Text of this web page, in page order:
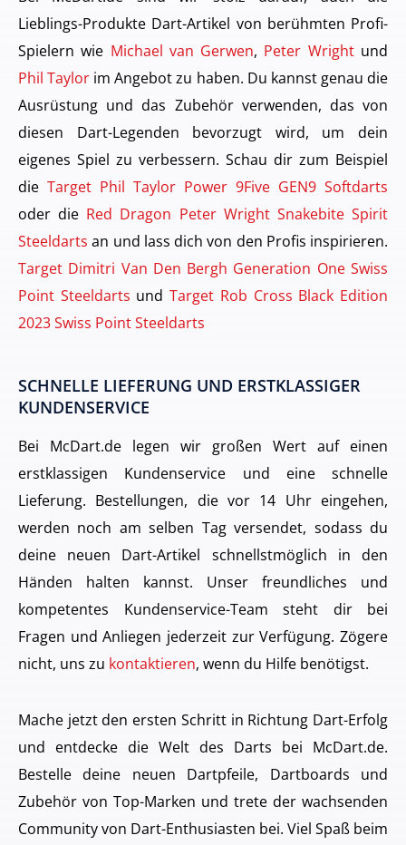
Lieblings-Produkte Dart-Artikel von berühmten Profi-
Spielern wie Michael van Gerwen, Peter Wrightund
Phil Taylor im Angebot zu haben. Du kannst genau die
Ausrüstung und das Zubehör verwenden, das von
diesen Dart-Legenden bevorzugt wird, um dein
eigenes Spiel zu verbessern. Schau dir zum Beispiel
die Target Phil Taylor Power 9Five GEN9 Softdarts
oder die Red Dragon Peter Wright Snakebite Spirit
Steeldarts an und lass dich von den Profis inspirieren.
Target Dimitri Van Den Bergh Generation One Swiss
Point Steeldarts undTarget Rob Cross Black Edition
2023 Swiss Point Steeldarts
SCHNELLE LIEFERUNG UND ERSTKLASSIGER
KUNDENSERVICE
Bei McDart.de legen wir großen Wert auf einen
erstklassigen Kundenservice und eine schnelle
Lieferung. Bestellungen, die vor 14 Uhr eingehen,
werden noch am selben Tag versendet, sodass du
deine neuen Dart-Artikel schnellstmöglich in den
Händen halten kannst. Unser freundliches und
kompetentes Kundenservice-Team steht dir bei
Fragen und Anliegen jederzeit zur Verfügung. Zögere
nicht, uns zu kontaktieren, wenn du Hilfe benötigst.
Mache jetzt den ersten Schritt in Richtung Dart-Erfolg
und entdecke die Welt des Darts bei McDart.de.
Bestelle deine neuen Dartpfeile, Dartboards und
Zubehör von Top-Marken und trete der wachsenden
Community von Dart-Enthusiasten bei. Viel Spaß beim